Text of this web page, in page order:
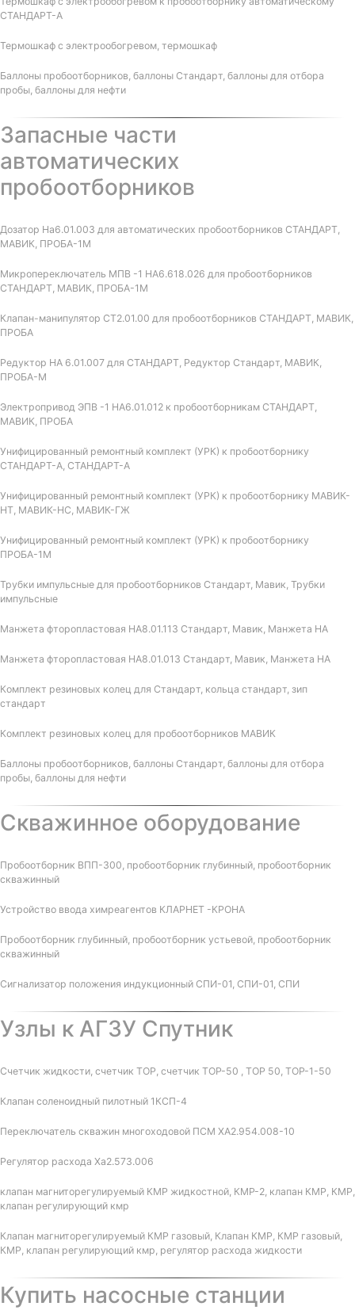
СТАНДАРТ-А
Термошкаф с электрообогревом, термошкаф
Баллоны пробоотборников, баллоны Стандарт, баллоны для отбора
пробы, баллоны для нефти
Запасные части
автоматических
пробоотборников
Дозатор На6.01.003 для автоматических пробоотборников СТАНДАРТ,
МАВИК, ПРОБА-1М
Микропереключатель МПВ -1 НА6.618.026 для пробоотборников
СТАНДАРТ, МАВИК, ПРОБА-1М
Клапан-манипулятор СТ2.01.00 для пробоотборников СТАНДАРТ, МАВИК,
ПРОБА
Редуктор НА 6.01.007 для СТАНДАРТ, Редуктор Стандарт, МАВИК,
ПРОБА-М
Электропривод ЭПВ -1 НА6.01.012 к пробоотборникам СТАНДАРТ,
МАВИК, ПРОБА
Унифицированный ремонтный комплект (УРК) к пробоотборнику
СТАНДАРТ-А, СТАНДАРТ-А
Унифицированный ремонтный комплект (УРК) к пробоотборнику МАВИК-
НТ, МАВИК-НС, МАВИК-ГЖ
Унифицированный ремонтный комплект (УРК) к пробоотборнику
ПРОБА-1М
Трубки импульсные для пробоотборников Стандарт, Мавик, Трубки
импульсные
Манжета фторопластовая НА8.01.113 Стандарт, Мавик, Манжета НА
Манжета фторопластовая НА8.01.013 Стандарт, Мавик, Манжета НА
Комплект резиновых колец для Стандарт, кольца стандарт, зип
стандарт
Комплект резиновых колец для пробоотборников МАВИК
Баллоны пробоотборников, баллоны Стандарт, баллоны для отбора
пробы, баллоны для нефти
Скважинное оборудование
Пробоотборник ВПП-300, пробоотборник глубинный, пробоотборник
скважинный
Устройство ввода химреагентов КЛАРНЕТ -КРОНА
Пробоотборник глубинный, пробоотборник устьевой, пробоотборник
скважинный
Сигнализатор положения индукционный СПИ-01, СПИ-01, СПИ
Узлы к АГЗУ Спутник
Счетчик жидкости, счетчик ТОР, счетчик ТОР-50 , ТОР 50, ТОР-1-50
Клапан соленоидный пилотный 1КСП-4
Переключатель скважин многоходовой ПСМ ХА2.954.008-10
Регулятор расхода Ха2.573.006
клапан магниторегулируемый КМР жидкостной, КМР-2, клапан КМР, КМР,
клапан регулирующий кмр
Клапан магниторегулируемый КМР газовый, Клапан КМР, КМР газовый,
КМР, клапан регулирующий кмр, регулятор расхода жидкости
Купить насосные станции